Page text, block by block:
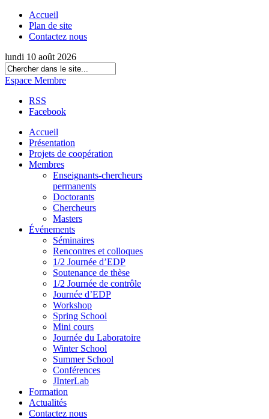
Accueil
Plan de site
Contactez nous
lundi 10 août 2026
Espace Membre
RSS
Facebook
Accueil
Présentation
Projets de coopération
Membres
Enseignants-chercheurs
permanents
Doctorants
Chercheurs
Masters
Événements
Séminaires
Rencontres et colloques
1/2 Journée d’EDP
Soutenance de thèse
1/2 Journée de contrôle
Journée d’EDP
Workshop
Spring School
Mini cours
Journée du Laboratoire
Winter School
Summer School
Conférences
JInterLab
Formation
Actualités
Contactez nous